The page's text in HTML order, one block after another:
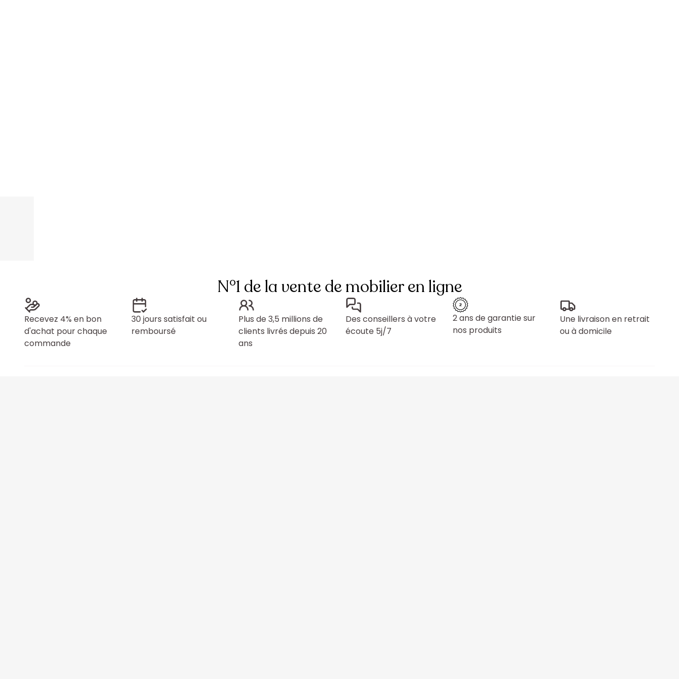
N°1 de la vente de mobilier en ligne
Recevez 4% en bon
d'achat pour chaque
commande
30 jours satisfait ou
remboursé
Plus de 3,5 millions de
clients livrés depuis 20
ans
Des conseillers à votre
écoute 5j/7
2 ans de garantie sur
nos produits
Une livraison en retrait
ou à domicile